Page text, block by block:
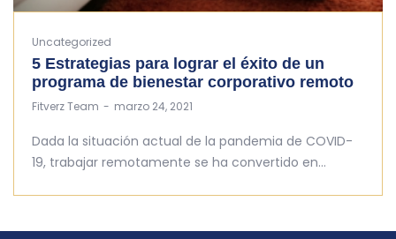
Uncategorized
5 Estrategias para lograr el éxito de un
programa de bienestar corporativo remoto
by
Fitverz Team marzo 24, 2021
Dada la situación actual de la pandemia de COVID-
19, trabajar remotamente se ha convertido en…